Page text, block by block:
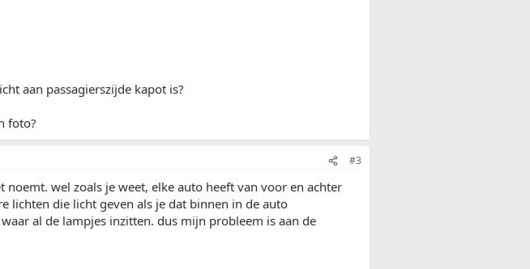
aan passagierszijde kapot is?
foto?
#3
wel zoals je weet, elke auto heeft van voor en achter
lichten die licht geven als je dat binnen in de auto
al de lampjes inzitten. dus mijn probleem is aan de